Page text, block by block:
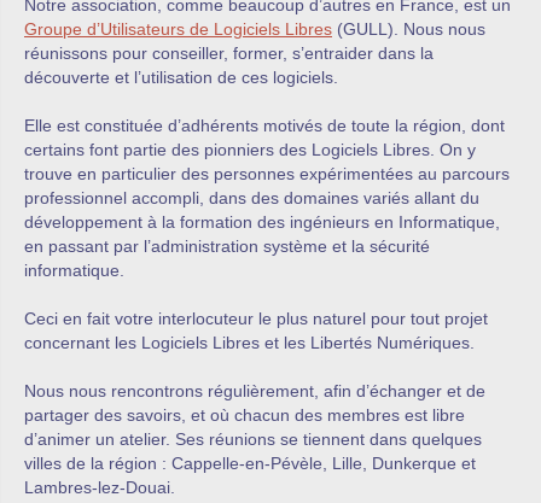
Notre association, comme beaucoup d’autres en France, est un
Groupe d’Utilisateurs de Logiciels Libres (GULL). Nous nous
réunissons pour conseiller, former, s’entraider dans la
découverte et l’utilisation de ces logiciels.
Elle est constituée d’adhérents motivés de toute la région, dont
certains font partie des pionniers des Logiciels Libres. On y
trouve en particulier des personnes expérimentées au parcours
professionnel accompli, dans des domaines variés allant du
développement à la formation des ingénieurs en Informatique,
en passant par l’administration système et la sécurité
informatique.
Ceci en fait votre interlocuteur le plus naturel pour tout projet
concernant les Logiciels Libres et les Libertés Numériques.
Nous nous rencontrons régulièrement, afin d’échanger et de
partager des savoirs, et où chacun des membres est libre
d’animer un atelier. Ses réunions se tiennent dans quelques
villes de la région : Cappelle-en-Pévèle, Lille, Dunkerque et
Lambres-lez-Douai.